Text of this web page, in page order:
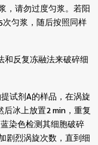
，请勿过度匀浆。若阳
匀浆，随后按照同样
和反复冻融法来破碎细
试剂A的样品，在涡旋
后冰上放置2 min，重复
染色检测其细胞破碎
剧烈涡旋次数，直到细